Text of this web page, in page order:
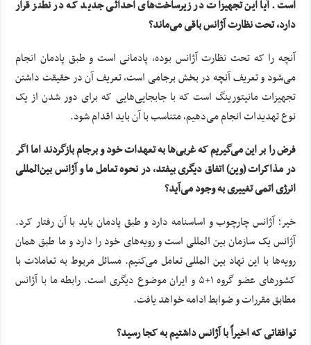
است. آیا این تجهیزات در زیرساخت‌های احداثی جدید که در نطنز قرار
دارد، تحت نظارت آژانس باقی می‌ماند؟
آنچه را که تحت نظارت آژانس بوده، پادمانی است و طبق پادمان انجام
می‌شود و تعریف آنچه در بخش برجامی است، تعریف آن در حقیقت داشتن
تجهیزات مانیتورینگ است که با جابجایی‌هایی که برای دور شدن از یک
نوع تهدیدات انجام می‌دهیم، متناسب با آن باید اقدام شود.
فرض را بر این می‌گیریم که غربی‌ها به تعهدات خود و برجام بازگردند اما اگر
در مذاکرات (وین) اتفاق دیگری بیفتد، در نحوه تعامل ما و آژانس بین‌المللی
انرژی اتمی تغییری به وجود می‌آید؟
خیر؛ آژانس چارچوب و اساسنامه دارد و طبق پادمان باید با آن رفتار کرد.
آژانس یک سازمان بین المللی است و رویه‌های خود را دارد و ما طبق همان
رویه‌ها با این نهاد بین المللی تعامل می‌کنیم. مسائل مربوط به تعاملات با
کشورهای عضو گروه ۱+۵ و ایران موضوع دیگری است. رابطه ما با آژانس
مطابق مقررات و ضوابط ادامه خواهد یافت.
توافقاتی که اخیراً با آژانس داشتیم به کجا رسید؟